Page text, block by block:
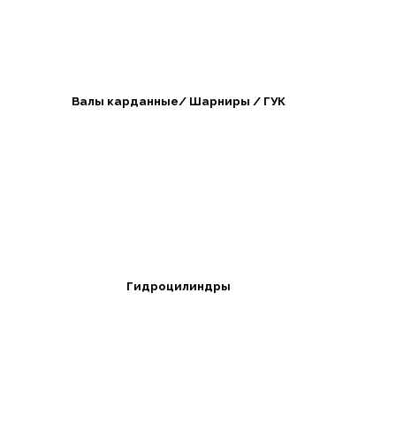
Валы карданные/ Шарниры / ГУК
Гидроцилиндры